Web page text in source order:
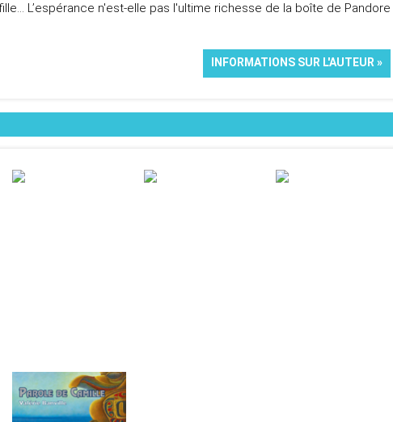
L’espérance n'est-elle pas l'ultime richesse de la boîte de Pandore
INFORMATIONS SUR L'AUTEUR »